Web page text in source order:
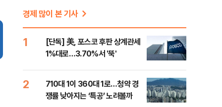
경제 많이 본 기사
1
[단독] 美, 포스코 후판 상계관세
1%대로…3.70%서 '뚝'
2
710대 1이 360대 1로…청약 경
쟁률 낮아지는 ‘특공’ 노려볼까